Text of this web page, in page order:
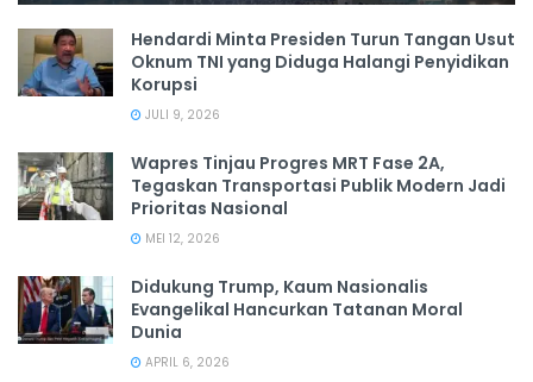
Hendardi Minta Presiden Turun Tangan Usut
Oknum TNI yang Diduga Halangi Penyidikan
Korupsi
JULI 9, 2026
Wapres Tinjau Progres MRT Fase 2A,
Tegaskan Transportasi Publik Modern Jadi
Prioritas Nasional
MEI 12, 2026
Didukung Trump, Kaum Nasionalis
Evangelikal Hancurkan Tatanan Moral
Dunia
APRIL 6, 2026